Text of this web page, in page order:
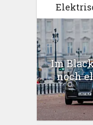
Im
noch